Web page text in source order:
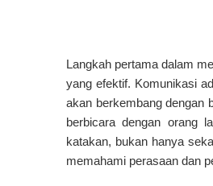
Langkah pertama dalam
yang efektif. Komunikasi
akan berkembang dengan
berbicara dengan orang
katakan, bukan hanya
memahami perasaan dan